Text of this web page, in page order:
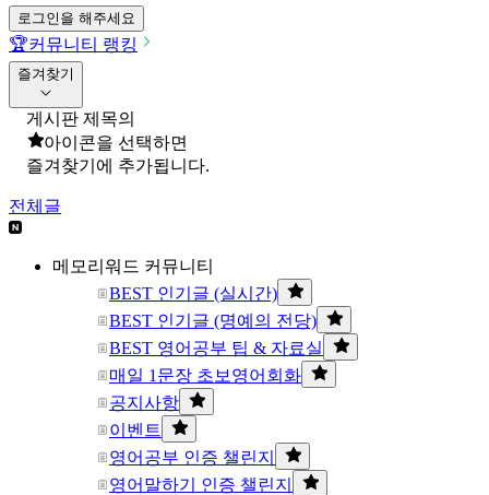
로그인을 해주세요
🏆커뮤니티 랭킹
즐겨찾기
게시판 제목의
아이콘을 선택하면
즐겨찾기에 추가됩니다.
전체글
메모리워드 커뮤니티
BEST 인기글 (실시간)
BEST 인기글 (명예의 전당)
BEST 영어공부 팁 & 자료실
매일 1문장 초보영어회화
공지사항
이벤트
영어공부 인증 챌린지
영어말하기 인증 챌린지